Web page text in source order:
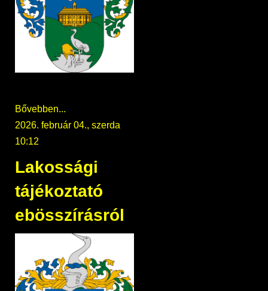
Bővebben...
2026. február 04., szerda
10:12
Lakossági
tájékoztató
ebösszírásról